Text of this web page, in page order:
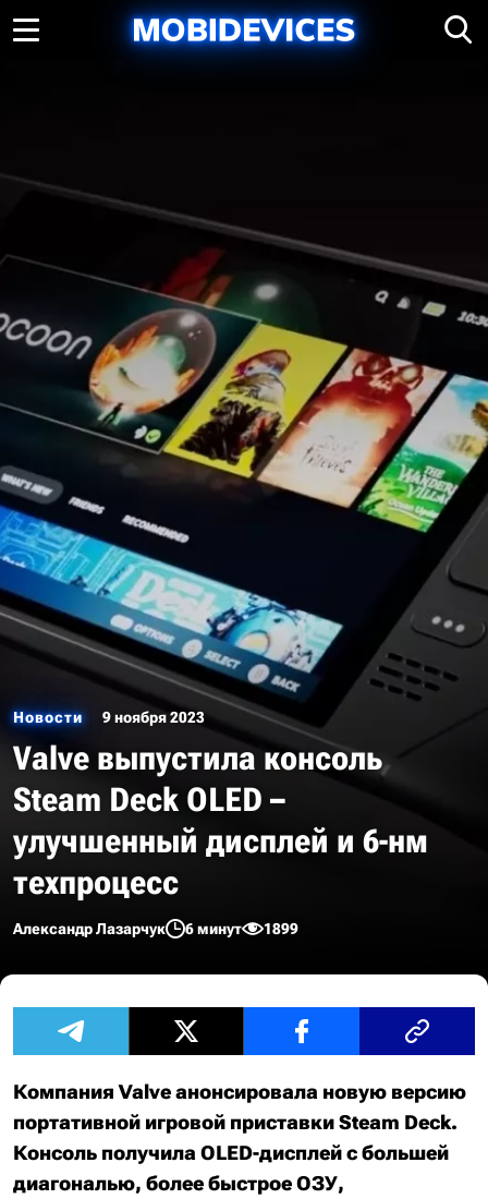
Новости 9 ноября 2023
Valve выпустила консоль
Steam Deck OLED –
улучшенный дисплей и 6-нм
техпроцесс
Александр Лазарчук 6 минут 1899
Компания Valve анонсировала новую версию
портативной игровой приставки Steam Deck.
Консоль получила OLED-дисплей с большей
диагональю, более быстрое ОЗУ,